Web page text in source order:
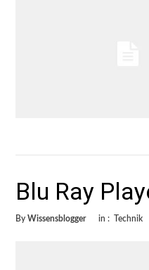
Blu Ray
By Wissensblogger in : Technik